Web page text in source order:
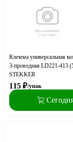
Клемма универсальная
3-проводная LD221-413
STEKKER
115 ₽/упак